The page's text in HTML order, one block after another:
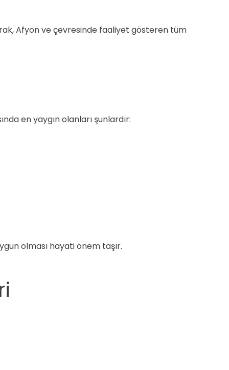
Afyon ve çevresinde faaliyet gösteren tüm
en yaygın olanları şunlardır:
olması hayati önem taşır.